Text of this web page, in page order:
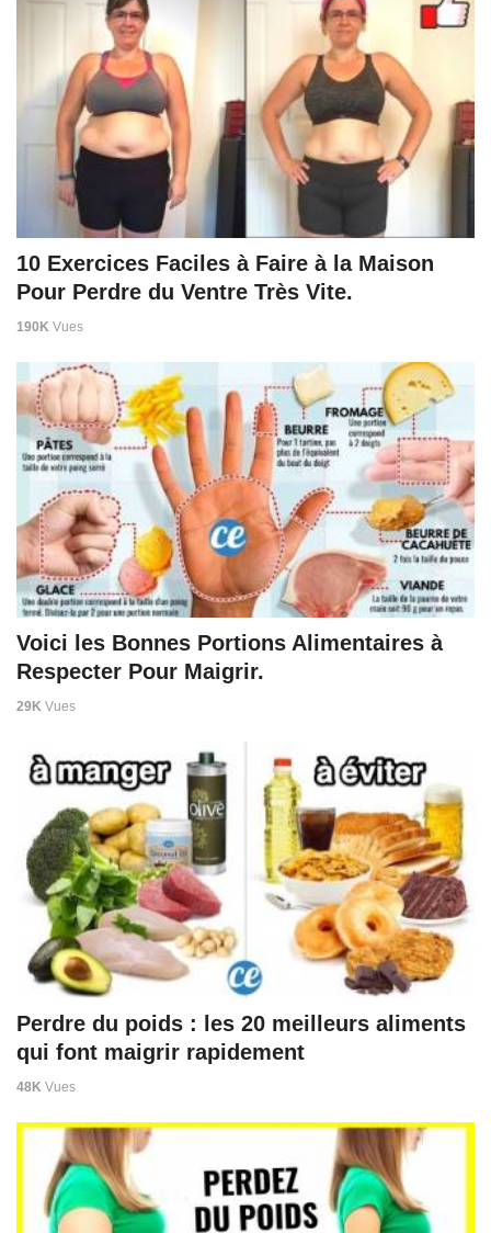
10 Exercices Faciles à Faire à la Maison
Pour Perdre du Ventre Très Vite.
190K Vues
Voici les Bonnes Portions Alimentaires à
Respecter Pour Maigrir.
29K Vues
Perdre du poids : les 20 meilleurs aliments
qui font maigrir rapidement
48K Vues